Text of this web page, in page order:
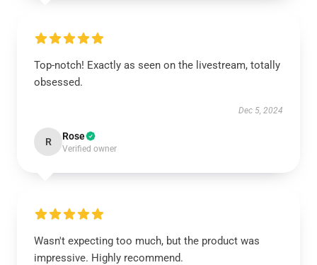
Top-notch! Exactly as seen on the livestream, totally
obsessed.
Dec 5, 2024
R Rose
Verified owner
Wasn't expecting too much, but the product was
impressive. Highly recommend.